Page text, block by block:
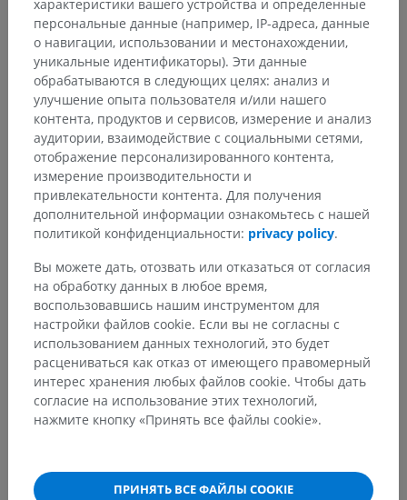
характеристики вашего устройства и определенные
персональные данные (например, IP-адреса, данные
о навигации, использовании и местонахождении,
уникальные идентификаторы). Эти данные
обрабатываются в следующих целях: анализ и
улучшение опыта пользователя и/или нашего
контента, продуктов и сервисов, измерение и анализ
аудитории, взаимодействие с социальными сетями,
отображение персонализированного контента,
измерение производительности и
привлекательности контента. Для получения
дополнительной информации ознакомьтесь с нашей
политикой конфиденциальности: privacy policy.
Вы можете дать, отозвать или отказаться от согласия
на обработку данных в любое время,
воспользовавшись нашим инструментом для
настройки файлов cookie. Если вы не согласны с
использованием данных технологий, это будет
расцениваться как отказ от имеющего правомерный
интерес хранения любых файлов cookie. Чтобы дать
согласие на использование этих технологий,
нажмите кнопку «Принять все файлы cookie».
ПРИНЯТЬ ВСЕ ФАЙЛЫ COOKIE